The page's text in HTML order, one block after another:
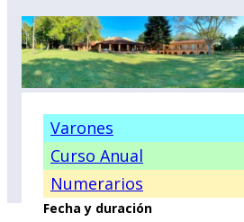
Varones
Curso Anual
Numerarios
Fecha y duración